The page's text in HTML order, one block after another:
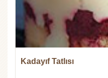
Kadayıf Tatlısı